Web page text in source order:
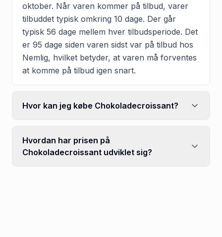
oktober. Når varen kommer på tilbud, varer
tilbuddet typisk omkring 10 dage. Der går
typisk 56 dage mellem hver tilbudsperiode. Det
er 95 dage siden varen sidst var på tilbud hos
Nemlig, hvilket betyder, at varen må forventes
at komme på tilbud igen snart.
Hvor kan jeg købe Chokoladecroissant?
Hvordan har prisen på
Chokoladecroissant udviklet sig?